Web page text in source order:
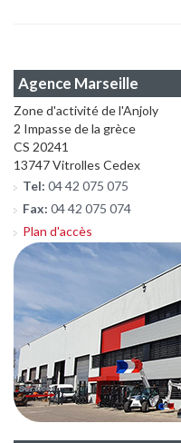
Agence Marseille
Zone d'activité de l'Anjoly
2 Impasse de la grèce
CS 20241
13747 Vitrolles Cedex
Tel: 04 42 075 075
Fax: 04 42 075 074
Plan d'accès